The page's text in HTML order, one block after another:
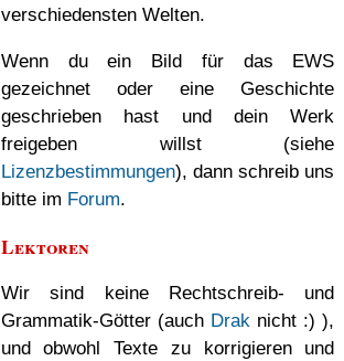
verschiedensten Welten.
Wenn du ein Bild für das EWS
gezeichnet oder eine Geschichte
geschrieben hast und dein Werk
freigeben willst (siehe
Lizenzbestimmungen), dann schreib uns
bitte im Forum.
Lektoren
Wir sind keine Rechtschreib- und
Grammatik-Götter (auch Drak nicht :) ),
und obwohl Texte zu korrigieren und